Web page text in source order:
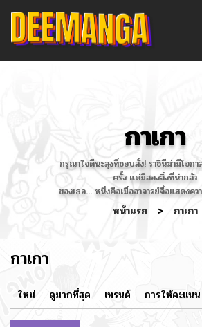
กาเกา
กรุณาใจดีนะลุงที่ชอบสั่ง! ราชินีฆ่ามีโอกา
ครั้ง แต่มีสองสิ่งที่น่ากลัว
ของเธอ... หนึ่งคือเมื่ออาจารย์จื้อแสดงค
หน้าแรก > กาเกา
กาเกา
ใหม่ ดูมากที่สุด เทรนด์ การให้คะแนน